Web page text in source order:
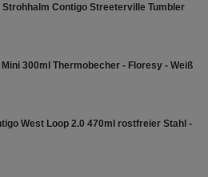
Contigo Streeterville Tumbler
300ml Thermobecher - Floresy - Weiß
West Loop 2.0 470ml rostfreier Stahl -